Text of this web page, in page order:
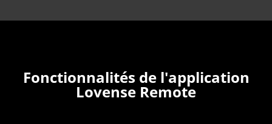
Fonctionnalités de l'application
Lovense Remote